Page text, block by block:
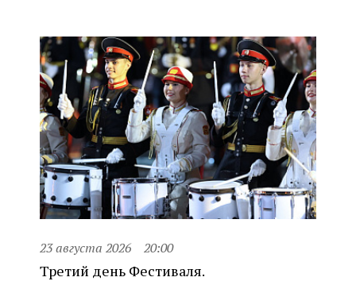
23 августа 2026 20:00
Третий день Фестиваля.